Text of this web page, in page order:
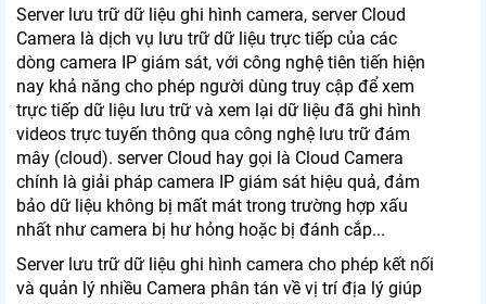
Server lưu trữ dữ liệu ghi hình camera, server Cloud
Camera là dịch vụ lưu trữ dữ liệu trực tiếp của các
dòng camera IP giám sát, với công nghệ tiên tiến hiện
nay khả năng cho phép người dùng truy cập để xem
trực tiếp dữ liệu lưu trữ và xem lại dữ liệu đã ghi hình
videos trực tuyến thông qua công nghệ lưu trữ đám
mây (cloud). server Cloud hay gọi là Cloud Camera
chính là giải pháp camera IP giám sát hiệu quả, đảm
bảo dữ liệu không bị mất mát trong trường hợp xấu
nhất như camera bị hư hỏng hoặc bị đánh cắp...
Server lưu trữ dữ liệu ghi hình camera cho phép kết nối
và quản lý nhiều Camera phân tán về vị trí địa lý giúp